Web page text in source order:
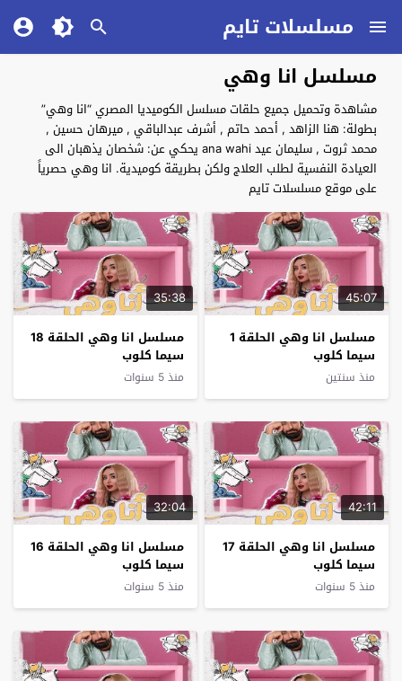
مسلسلات تايم
مسلسل انا وهي
مشاهدة وتحميل جميع حلقات مسلسل الكوميديا المصري “انا وهي”
بطولة: هنا الزاهد , أحمد حاتم , أشرف عبدالباقي , ميرهان حسين ,
محمد ثروت , سليمان عيد ana wahi يحكي عن: شخصان يذهبان الى
العيادة النفسية لطلب العلاج ولكن بطريقة كوميدية. انا وهي حصرياً
على موقع مسلسلات تايم
45:07
مسلسل انا وهي الحلقة 1
سيما كلوب
منذ سنتين
35:38
مسلسل انا وهي الحلقة 18
سيما كلوب
منذ 5 سنوات
42:11
مسلسل انا وهي الحلقة 17
سيما كلوب
منذ 5 سنوات
32:04
مسلسل انا وهي الحلقة 16
سيما كلوب
منذ 5 سنوات